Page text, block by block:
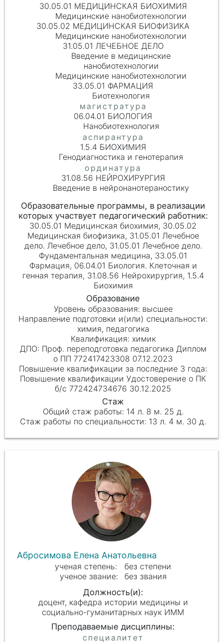
30.05.01 МЕДИЦИНСКАЯ БИОХИМИЯ
Медицинские нанобиотехнологии
30.05.02 МЕДИЦИНСКАЯ БИОФИЗИКА
Медицинские нанобиотехнологии
31.05.01 ЛЕЧЕБНОЕ ДЕЛО
Введение в медицинские
нанобиотехнологии
Медицинские нанобиотехнологии
33.05.01 ФАРМАЦИЯ
Биотехнология
06.04.01 БИОЛОГИЯ
Нанобиотехнология
1.5.4 БИОХИМИЯ
Генодиагностика и генотерапия
31.08.56 НЕЙРОХИРУРГИЯ
Введение в нейронанотераностику
30.05.01 Медицинская биохимия, 30.05.02
Медицинская биофизика, 31.05.01 Лечебное
дело. Лечебное дело, 31.05.01 Лечебное дело.
Фундаментальная медицина, 33.05.01
Фармация, 06.04.01 Биология. Клеточная и
генная терапия, 31.08.56 Нейрохирургия, 1.5.4
Биохимия
высшее
химия, педагогика
химик
Проф. переподготовка педагогика Диплом
о ПП 772417423308 07.12.2023
Повышение квалификации Удостоверение о ПК
б/с 772424734676 30.12.2025
14 л. 8 м. 25 д.
13 л. 4 м. 30 д.
Абросимова Елена Анатольевна
без степени
без звания
доцент, кафедра истории медицины и
социально-гуманитарных наук ИММ